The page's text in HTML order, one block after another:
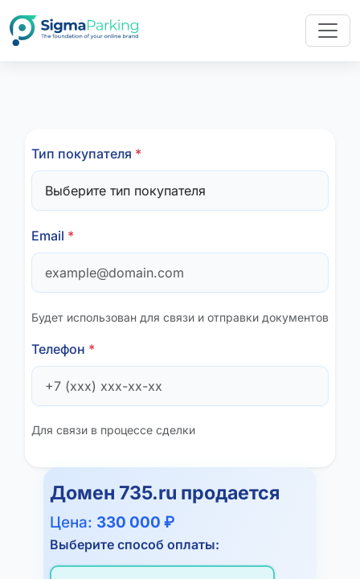
Тип покупателя *
Email *
Будет использован для связи и отправки документов
Телефон *
Для связи в процессе сделки
Домен 735.ru продается
Цена: 330 000 ₽
Выберите способ оплаты: